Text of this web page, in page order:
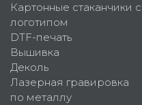
Картонные стаканчики с
логотипом
DTF-печать
Вышивка
Деколь
Лазерная гравировка
по металлу